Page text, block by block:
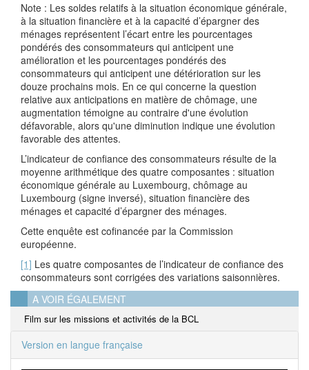
Note : Les soldes relatifs à la situation économique générale,
à la situation financière et à la capacité d’épargner des
ménages représentent l’écart entre les pourcentages
pondérés des consommateurs qui anticipent une
amélioration et les pourcentages pondérés des
consommateurs qui anticipent une détérioration sur les
douze prochains mois. En ce qui concerne la question
relative aux anticipations en matière de chômage, une
augmentation témoigne au contraire d'une évolution
défavorable, alors qu'une diminution indique une évolution
favorable des attentes.
L’indicateur de confiance des consommateurs résulte de la
moyenne arithmétique des quatre composantes : situation
économique générale au Luxembourg, chômage au
Luxembourg (signe inversé), situation financière des
ménages et capacité d’épargner des ménages.
Cette enquête est cofinancée par la Commission
européenne.
[1] Les quatre composantes de l’indicateur de confiance des
consommateurs sont corrigées des variations saisonnières.
A VOIR ÉGALEMENT
Film sur les missions et activités de la BCL
Version en langue française